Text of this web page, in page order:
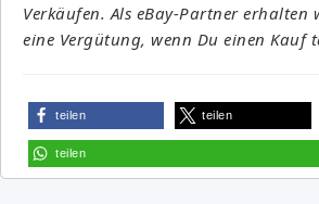
Verkäufen. Als eBay-Partner erhalten
eine Vergütung, wenn Du einen Kauf
teilen teilen
teilen